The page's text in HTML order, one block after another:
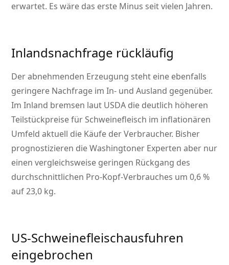
erwartet. Es wäre das erste Minus seit vielen Jahren.
Inlandsnachfrage rückläufig
Der abnehmenden Erzeugung steht eine ebenfalls
geringere Nachfrage im In- und Ausland gegenüber.
Im Inland bremsen laut USDA die deutlich höheren
Teilstückpreise für Schweinefleisch im inflationären
Umfeld aktuell die Käufe der Verbraucher. Bisher
prognostizieren die Washingtoner Experten aber nur
einen vergleichsweise geringen Rückgang des
durchschnittlichen Pro-Kopf-Verbrauches um 0,6 %
auf 23,0 kg.
US-Schweinefleischausfuhren
eingebrochen